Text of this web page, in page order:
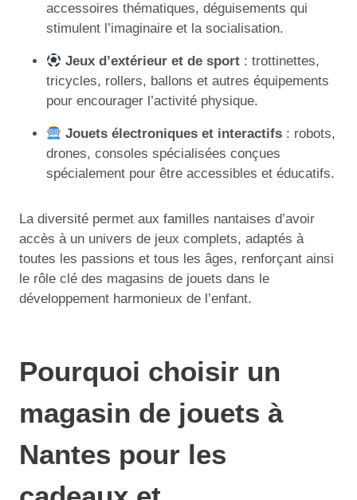
accessoires thématiques, déguisements qui
stimulent l’imaginaire et la socialisation.
Jeux d’extérieur et de sport : trottinettes,
tricycles, rollers, ballons et autres équipements
pour encourager l’activité physique.
Jouets électroniques et interactifs : robots,
drones, consoles spécialisées conçues
spécialement pour être accessibles et éducatifs.
La diversité permet aux familles nantaises d’avoir
accès à un univers de jeux complets, adaptés à
toutes les passions et tous les âges, renforçant ainsi
le rôle clé des magasins de jouets dans le
développement harmonieux de l’enfant.
Pourquoi choisir un
magasin de jouets à
Nantes pour les